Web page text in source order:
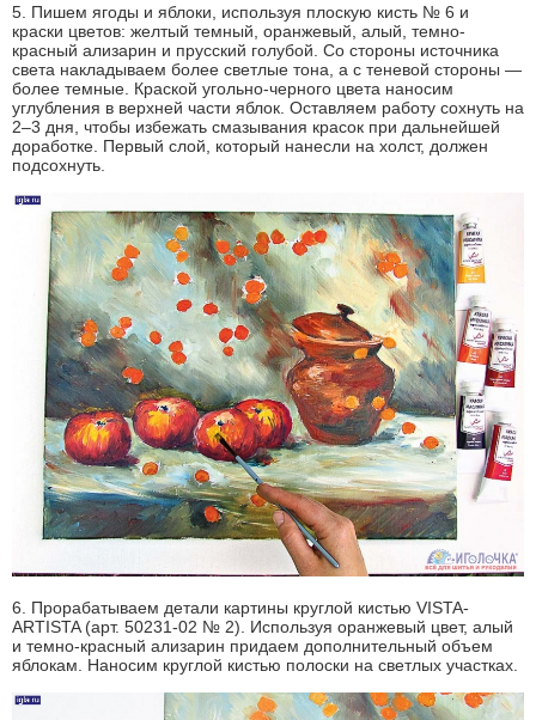
5. Пишем ягоды и яблоки, используя плоскую кисть № 6 и
краски цветов: желтый темный, оранжевый, алый, темно-
красный ализарин и прусский голубой. Со стороны источника
света накладываем более светлые тона, а с теневой стороны —
более темные. Краской угольно-черного цвета наносим
углубления в верхней части яблок. Оставляем работу сохнуть на
2–3 дня, чтобы избежать смазывания красок при дальнейшей
доработке. Первый слой, который нанесли на холст, должен
подсохнуть.
6. Прорабатываем детали картины круглой кистью VISTA-
ARTISTA (арт. 50231-02 № 2). Используя оранжевый цвет, алый
и темно-красный ализарин придаем дополнительный объем
яблокам. Наносим круглой кистью полоски на светлых участках.